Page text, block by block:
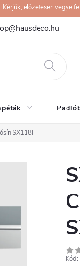
előzetesen vegye
SX118F
Kód: